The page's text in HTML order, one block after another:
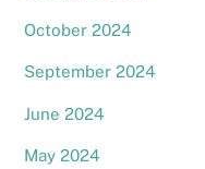
October 2024
September 2024
June 2024
May 2024